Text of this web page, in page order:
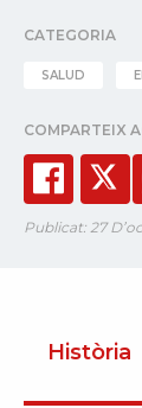
CATEGORIA
SALUD
COMPARTEIX
Publicat: 27
Història